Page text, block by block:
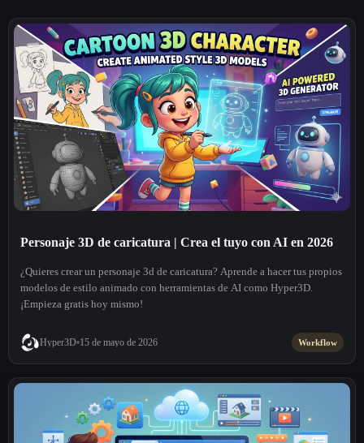
Personaje 3D de caricatura | Crea el tuyo con AI en 2026
¿Quieres crear un personaje 3d de caricatura? Aprende a hacer tus propios
modelos de estilo animado con herramientas de AI como Hyper3D.
¡Empieza gratis hoy mismo!
Hyper3D 15 de mayo de 2026 Workflow